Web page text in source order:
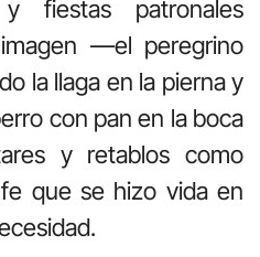
fiestas patronales
—el peregrino
la llaga en la pierna y
con pan en la boca
y retablos como
que se hizo vida en